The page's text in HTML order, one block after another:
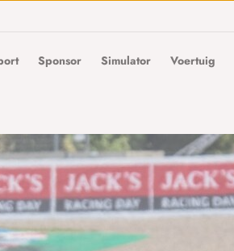
Sponsor Simulator Voertuig